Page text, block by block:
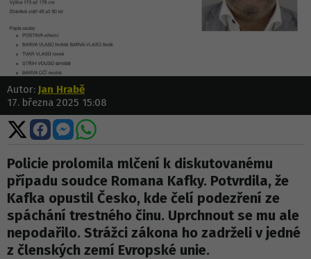
Autor: Jan Hrabě
17. března 2025 15:08
Sdílet
na
X
Sdílet
na
Facebooku
Sdílet
na
Messengeru
Sdílet
WhatsApp
Policie prolomila mlčení k diskutovanému
případu soudce Romana Kafky. Potvrdila, že
Kafka opustil Česko, kde čelí podezření ze
spáchání trestného činu. Uprchnout se mu ale
nepodařilo. Strážci zákona ho zadrželi v jedné
z členských zemí Evropské unie.